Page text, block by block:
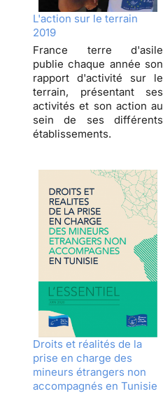
L'action sur le terrain
2019
France terre d'asile
publie chaque année son
rapport d'activité sur le
terrain, présentant ses
activités et son action au
sein de ses différents
établissements.
Droits et réalités de la
prise en charge des
mineurs étrangers non
accompagnés en Tunisie